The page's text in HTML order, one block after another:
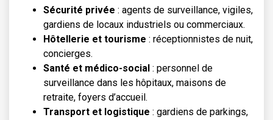
Sécurité privée : agents de surveillance, vigiles,
gardiens de locaux industriels ou commerciaux.
Hôtellerie et tourisme : réceptionnistes de nuit,
concierges.
Santé et médico-social : personnel de
surveillance dans les hôpitaux, maisons de
retraite, foyers d’accueil.
Transport et logistique : gardiens de parkings,